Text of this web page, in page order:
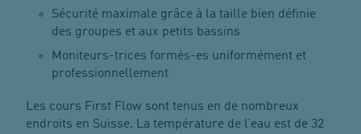
Sécurité maximale grâce à la taille bien définie
des groupes et aux petits bassins
Moniteurs-trices formés-es uniformément et
professionnellement
Les cours First Flow sont tenus en de nombreux
endroits en Suisse. La température de l’eau est de 32